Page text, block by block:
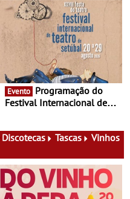
Atum - Concerto
performance na MAAT
Gallery a 3 de Setembro,
19:30
Evento
Festival Internacional de
29 de Agosto
Discotecas Tascas
Vinhos